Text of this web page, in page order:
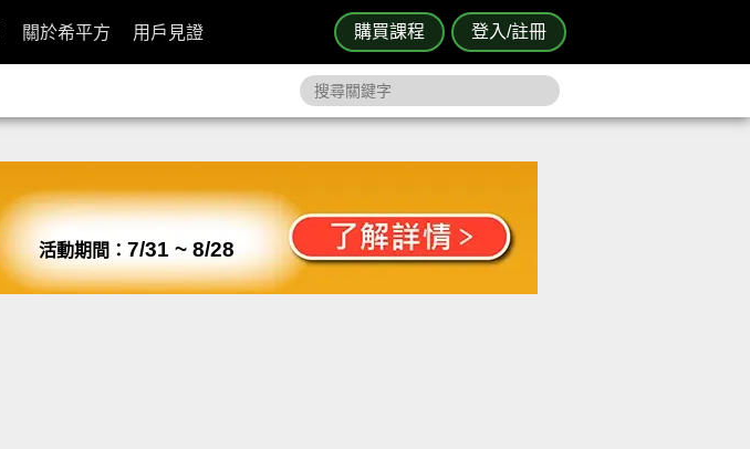
購買課程 登入/註冊
關於希平方 用戶見證
活動期間： 7/31 ~ 8/28